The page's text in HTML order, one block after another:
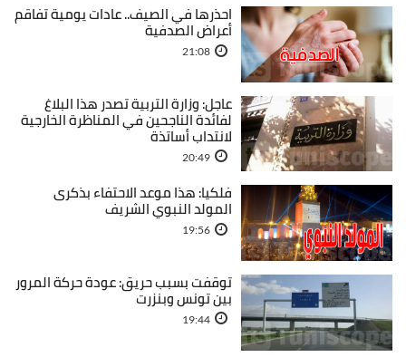
احذرها في الصيف.. عادات يومية تفاقم
أعراض الصدفية
21:08
عاجل: وزارة التربية تصدر هذا البلاغ
لفائدة الناجحين في المناظرة الخارجية
لانتداب أساتذة
20:49
فلكيا: هذا موعد الاحتفاء بذكرى
المولد النبوي الشريف
19:56
توقفت بسبب حريق: عودة حركة المرور
بين تونس وبنزرت
19:44